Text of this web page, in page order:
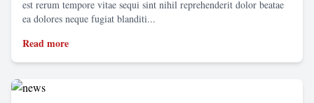
est rerum tempore vitae sequi sint nihil reprehenderit dolor beatae
ea dolores neque fugiat blanditi...
Read more